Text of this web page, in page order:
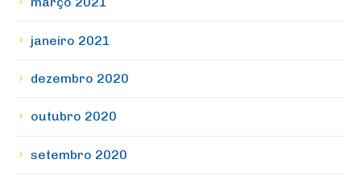
janeiro 2021
dezembro 2020
outubro 2020
setembro 2020